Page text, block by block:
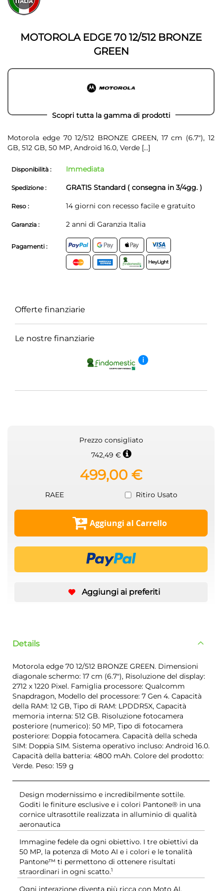
galleria
della
galleria
immagini
MOTOROLA EDGE 70 12/512 BRONZE
GREEN
Scopri tutta la gamma di prodotti
Motorola edge 70 12/512 BRONZE GREEN, 17 cm (6.7"), 12
GB, 512 GB, 50 MP, Android 16.0, Verde [...]
Disponibilità : Immediata
Spedizione : GRATIS Standard ( consegna in 3/4gg. )
Reso : 14 giorni con recesso facile e gratuito
Garanzia : 2 anni di Garanzia Italia
Pagamenti :
Prezzo consigliato
742,49 €
499,00 €
RAEE Ritiro Usato
Aggiungi al Carrello
Aggiungi ai preferiti
Offerte finanziarie
Le nostre finanziarie
i
Details
Motorola edge 70 12/512 BRONZE GREEN. Dimensioni
diagonale schermo: 17 cm (6.7"), Risoluzione del display:
2712 x 1220 Pixel. Famiglia processore: Qualcomm
Snapdragon, Modello del processore: 7 Gen 4. Capacità
della RAM: 12 GB, Tipo di RAM: LPDDR5X, Capacità
memoria interna: 512 GB. Risoluzione fotocamera
posteriore (numerico): 50 MP, Tipo di fotocamera
posteriore: Doppia fotocamera. Capacità della scheda
SIM: Doppia SIM. Sistema operativo incluso: Android 16.0.
Capacità della batteria: 4800 mAh. Colore del prodotto:
Verde. Peso: 159 g
Design modernissimo e incredibilmente sottile.
Goditi le finiture esclusive e i colori Pantone® in una
cornice ultrasottile realizzata in alluminio di qualità
aeronautica
Immagine fedele da ogni obiettivo. I tre obiettivi da
50 MP, la potenza di Moto AI e i colori e le tonalità
Pantone™ ti permettono di ottenere risultati
straordinari in ogni scatto.1
Ogni interazione diventa più ricca con Moto AI.